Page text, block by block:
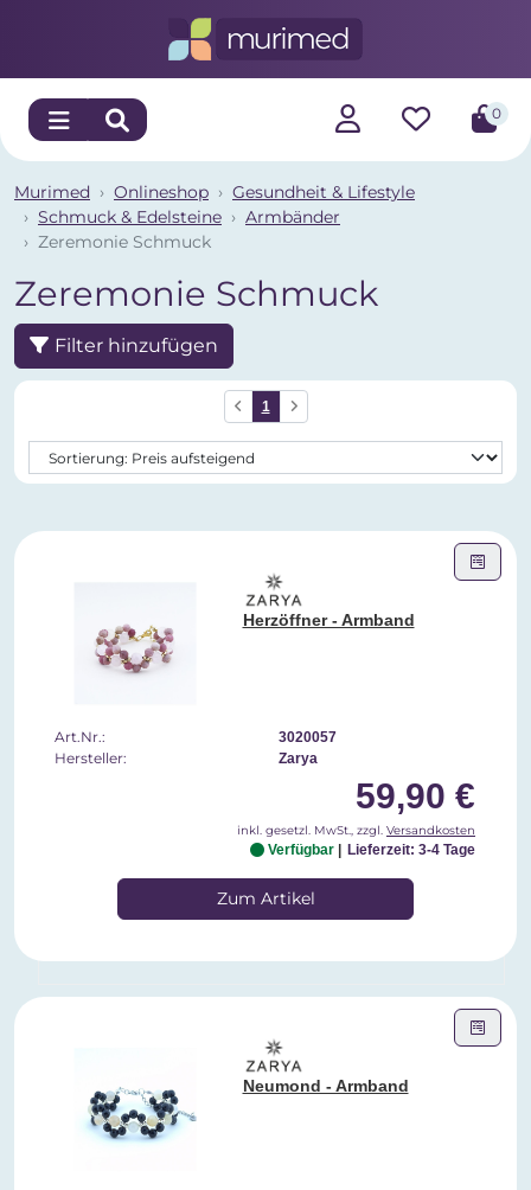
0
Murimed Onlineshop
Gesundheit & Lifestyle
Schmuck & Edelsteine
Armbänder
Zeremonie Schmuck
Zeremonie Schmuck
Filter hinzufügen
1
Herzöffner - Armband
Art.Nr.: 3020057
Hersteller: Zarya
59,90 €
inkl. gesetzl. MwSt., zzgl. Versandkosten
Verfügbar Lieferzeit: 3-4 Tage
Zum Artikel
Neumond - Armband